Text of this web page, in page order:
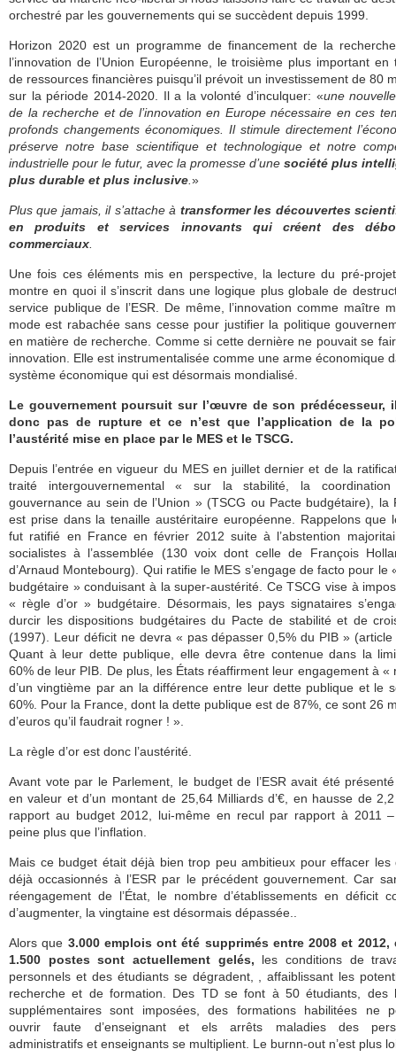
orchestré par les gouvernements qui se succèdent depuis 1999.
Horizon 2020 est un programme de financement de la
l’innovation de l’Union Européenne, le troisième plus important en
de ressources financières puisqu’il prévoit un investissement de 80
sur la période 2014-2020. Il a la volonté d’inculquer: «une
de la recherche et de l’innovation en Europe nécessaire en ces
profonds changements économiques. Il stimule directement
préserve notre base scientifique et technologique et notre
industrielle pour le futur, avec la promesse d’une société plus
plus durable et plus inclusive »
Plus que jamais, il s’attache à transformer les découvertes
en produits et services innovants qui créent des
commerciaux
Une fois ces éléments mis en perspective, la lecture du pré-
montre en quoi il s’inscrit dans une logique plus globale de
service publique de l’ESR. De même, l’innovation comme maître
mode est rabachée sans cesse pour justifier la politique
en matière de recherche. Comme si cette dernière ne pouvait se
innovation. Elle est instrumentalisée comme une arme économique
système économique qui est désormais mondialisé.
Le gouvernement poursuit sur l’œuvre de son prédécesseur,
donc pas de rupture et ce n’est que l’application de la
l’austérité mise en place par le MES et le TSCG.
Depuis l’entrée en vigueur du MES en juillet dernier et de la
traité intergouvernemental « sur la stabilité, la
gouvernance au sein de l’Union » (TSCG ou Pacte budgétaire), la
est prise dans la tenaille austéritaire européenne. Rappelons que
fut ratifié en France en février 2012 suite à l’abstention
socialistes à l’assemblée (130 voix dont celle de François
d’Arnaud Montebourg). Qui ratifie le MES s’engage de facto pour le
budgétaire » conduisant à la super-austérité. Ce TSCG vise à
« règle d’or » budgétaire. Désormais, les pays signataires
durcir les dispositions budgétaires du Pacte de stabilité et de
(1997). Leur déficit ne devra « pas dépasser 0,5% du PIB » (article
Quant à leur dette publique, elle devra être contenue dans la
60% de leur PIB. De plus, les États réaffirment leur engagement à «
d’un vingtième par an la différence entre leur dette publique et le
60%. Pour la France, dont la dette publique est de 87%, ce sont 26
d’euros qu’il faudrait rogner ! ».
La règle d’or est donc l’austérité.
Avant vote par le Parlement, le budget de l’ESR avait été
en valeur et d’un montant de 25,64 Milliards d’€, en hausse de
rapport au budget 2012, lui-même en recul par rapport à 2011
peine plus que l’inflation.
Mais ce budget était déjà bien trop peu ambitieux pour effacer les
déjà occasionnés à l’ESR par le précédent gouvernement. Car
réengagement de l’État, le nombre d’établissements en déficit
d’augmenter, la vingtaine est désormais dépassée..
Alors que 3.000 emplois ont été supprimés entre 2008 et 2012,
1.500 postes sont actuellement gelés, les conditions de
personnels et des étudiants se dégradent, , affaiblissant les
recherche et de formation. Des TD se font à 50 étudiants, des
supplémentaires sont imposées, des formations habilitées ne
ouvrir faute d’enseignant et els arrêts maladies des
administratifs et enseignants se multiplient. Le burnn-out n’est plus